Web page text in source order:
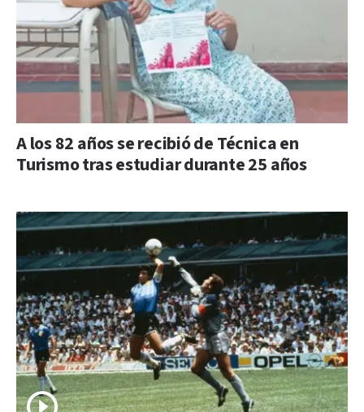
A los 82 años se recibió de Técnica en
Turismo tras estudiar durante 25 años